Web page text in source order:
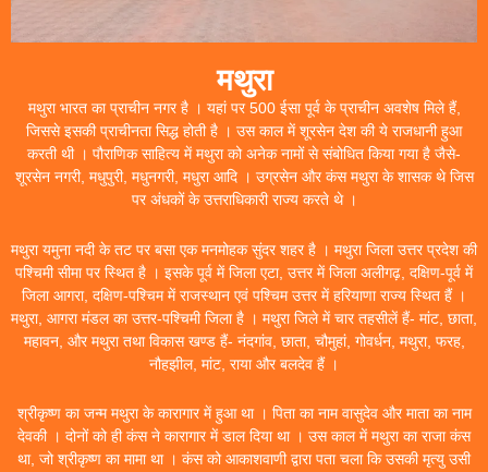
मथुरा
मथुरा भारत का प्राचीन नगर है । यहां पर 500 ईसा पूर्व के प्राचीन अवशेष मिले हैं,
जिससे इसकी प्राचीनता सिद्ध होती है । उस काल में शूरसेन देश की ये राजधानी हुआ
करती थी । पौराणिक साहित्य में मथुरा को अनेक नामों से संबोधित किया गया है जैसे-
शूरसेन नगरी, मधुपुरी, मधुनगरी, मधुरा आदि । उग्रसेन और कंस मथुरा के शासक थे जिस
पर अंधकों के उत्तराधिकारी राज्य करते थे ।
मथुरा यमुना नदी के तट पर बसा एक मनमोहक सुंदर शहर है । मथुरा जिला उत्तर प्रदेश की
पश्चिमी सीमा पर स्थित है । इसके पूर्व में जिला एटा, उत्तर में जिला अलीगढ़, दक्षिण-पूर्व में
जिला आगरा, दक्षिण-पश्चिम में राजस्थान एवं पश्चिम उत्तर में हरियाणा राज्य स्थित हैं ।
मथुरा, आगरा मंडल का उत्तर-पश्चिमी जिला है । मथुरा जिले में चार तहसीलें हैं- मांट, छाता,
महावन, और मथुरा तथा विकास खण्ड हैं- नंदगांव, छाता, चौमुहां, गोवर्धन, मथुरा, फरह,
नौहझील, मांट, राया और बलदेव हैं ।
श्रीकृष्ण का जन्म मथुरा के कारागार में हुआ था । पिता का नाम वासुदेव और माता का नाम
देवकी । दोनों को ही कंस ने कारागार में डाल दिया था । उस काल में मथुरा का राजा कंस
था, जो श्रीकृष्ण का मामा था । कंस को आकाशवाणी द्वारा पता चला कि उसकी मृत्यु उसी